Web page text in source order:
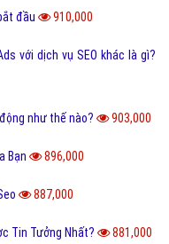
đầu 910,000
với dịch vụ SEO khác là gì?
như thế nào? 903,000
Bạn 896,000
887,000
Tin Tưởng Nhất? 881,000